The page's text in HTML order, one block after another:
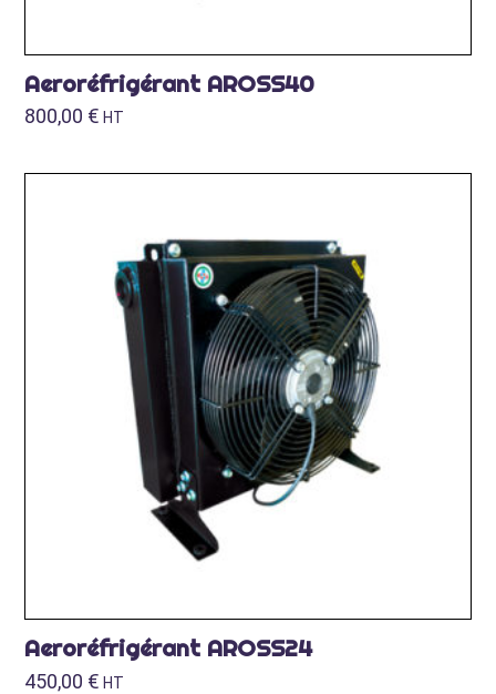
Aeroréfrigérant AROSS40
800,00 € HT
Aeroréfrigérant AROSS24
450,00 € HT